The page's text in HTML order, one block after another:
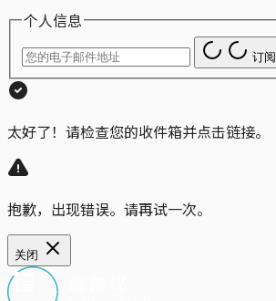
个人信息
订阅
太好了！请检查您的收件箱并点击链接。
抱歉，出现错误。请再试一次。
关闭